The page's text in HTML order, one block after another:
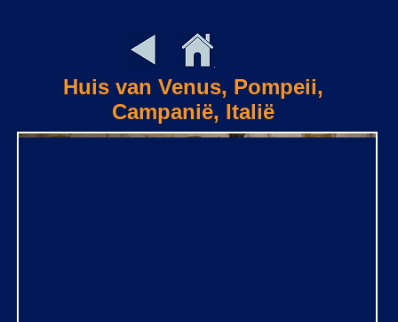
Huis van Venus, Pompeii,
Campanië, Italië